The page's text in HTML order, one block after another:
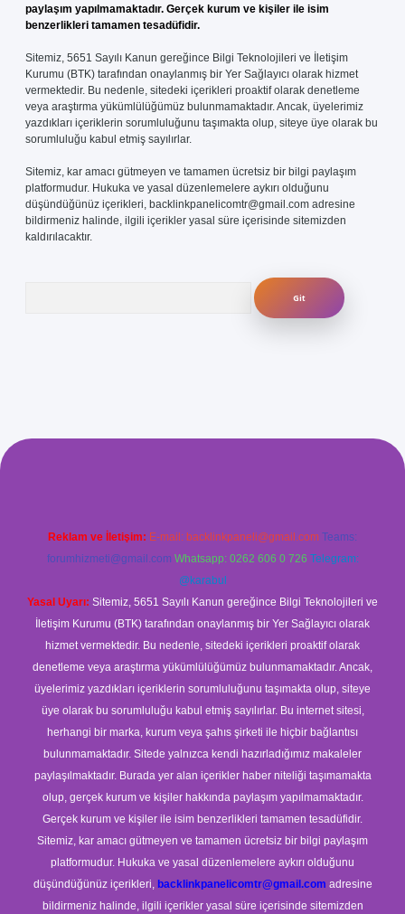
paylaşım yapılmamaktadır. Gerçek kurum ve kişiler ile isim
benzerlikleri tamamen tesadüfidir.
Sitemiz, 5651 Sayılı Kanun gereğince Bilgi Teknolojileri ve İletişim
Kurumu (BTK) tarafından onaylanmış bir Yer Sağlayıcı olarak hizmet
vermektedir. Bu nedenle, sitedeki içerikleri proaktif olarak denetleme
veya araştırma yükümlülüğümüz bulunmamaktadır. Ancak, üyelerimiz
yazdıkları içeriklerin sorumluluğunu taşımakta olup, siteye üye olarak bu
sorumluluğu kabul etmiş sayılırlar.
Sitemiz, kar amacı gütmeyen ve tamamen ücretsiz bir bilgi paylaşım
platformudur. Hukuka ve yasal düzenlemelere aykırı olduğunu
düşündüğünüz içerikleri, backlinkpanelicomtr@gmail.com adresine
bildirmeniz halinde, ilgili içerikler yasal süre içerisinde sitemizden
kaldırılacaktır.
Reklam ve İletişim: E-mail: backlinkpaneli@gmail.com Teams:
forumhizmeti@gmail.com Whatsapp: 0262 606 0 726 Telegram:
@karabul
Yasal Uyarı: Sitemiz, 5651 Sayılı Kanun gereğince Bilgi Teknolojileri ve
İletişim Kurumu (BTK) tarafından onaylanmış bir Yer Sağlayıcı olarak
hizmet vermektedir. Bu nedenle, sitedeki içerikleri proaktif olarak
denetleme veya araştırma yükümlülüğümüz bulunmamaktadır. Ancak,
üyelerimiz yazdıkları içeriklerin sorumluluğunu taşımakta olup, siteye
üye olarak bu sorumluluğu kabul etmiş sayılırlar. Bu internet sitesi,
herhangi bir marka, kurum veya şahıs şirketi ile hiçbir bağlantısı
bulunmamaktadır. Sitede yalnızca kendi hazırladığımız makaleler
paylaşılmaktadır. Burada yer alan içerikler haber niteliği taşımamakta
olup, gerçek kurum ve kişiler hakkında paylaşım yapılmamaktadır.
Gerçek kurum ve kişiler ile isim benzerlikleri tamamen tesadüfidir.
Sitemiz, kar amacı gütmeyen ve tamamen ücretsiz bir bilgi paylaşım
platformudur. Hukuka ve yasal düzenlemelere aykırı olduğunu
düşündüğünüz içerikleri, backlinkpanelicomtr@gmail.com adresine
bildirmeniz halinde, ilgili içerikler yasal süre içerisinde sitemizden